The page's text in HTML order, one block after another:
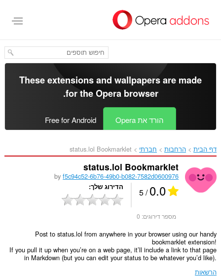
העיקרי
These extensions and wallpapers are made
for theOpera browser
.
הורד את Opera Free for Android
דף הבית הרחבות חברתי status.lol Bookmarklet‎
status.lol Bookmarklet
byf5c94c52-6b76-49b0-b082-7582d0600976
0.0
/ 5 הדירוג שלך
מספר דירוגים: 0
Post to status.lol from anywhere in your browser using our handy
bookmarklet extension!
If you pull it up when you’re on a web page, it’ll include a link to that page
in Markdown (but you can edit your status to be whatever you’d like).
הרשאות